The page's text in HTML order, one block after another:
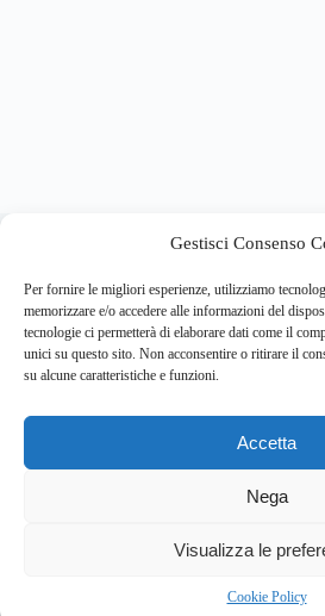
Gestisci Consenso
Per fornire le migliori esperienze, utilizziamo
memorizzare e/o accedere alle informazioni del
tecnologie ci permetterà di elaborare dati come il
unici su questo sito. Non acconsentire o ritirare il
su alcune caratteristiche e funzioni.
Accetta
Nega
Visualizza le
Cookie Policy
psicologia e salute mentale.
Address:
VIA USODIMARE 3 -
info@respira.re
045-
Bullet - Dynamic Solutions Srl P.IVA